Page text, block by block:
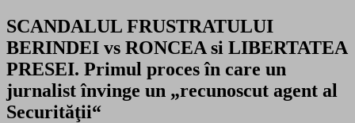
SCANDALUL FRUSTRATULUI
BERINDEI vs RONCEA si LIBERTATEA
PRESEI. Primul proces în care un
jurnalist învinge un „recunoscut agent al
Securităţii“